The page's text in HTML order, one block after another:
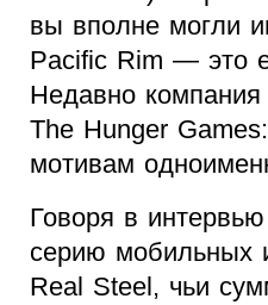
вы вполне могли
Pacific Rim — это
Недавно компания
The Hunger
мотивам
Говоря в
серию мобильных
Real Steel, чьи